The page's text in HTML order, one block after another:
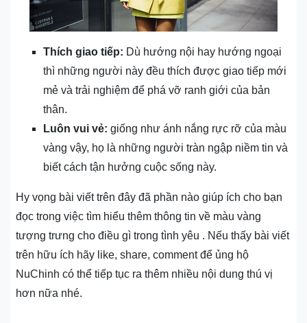
Thích giao tiếp: Dù hướng nội hay hướng ngoại
thì những người này đều thích được giao tiếp mới
mẻ và trải nghiệm để phá vỡ ranh giới của bản
thân.
Luôn vui vẻ: giống như ánh nắng rực rỡ của màu
vàng vậy, họ là những người tràn ngập niềm tin và
biết cách tận hưởng cuộc sống này.
Hy vọng bài viết trên đây đã phần nào giúp ích cho bạn
đọc trong việc tìm hiểu thêm thông tin về màu vàng
tượng trưng cho điều gì trong tình yêu . Nếu thấy bài viết
trên hữu ích hãy like, share, comment để ủng hộ
NuChinh có thể tiếp tục ra thêm nhiều nội dung thú vị
hơn nữa nhé.